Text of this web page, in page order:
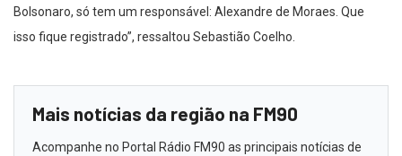
Bolsonaro, só tem um responsável: Alexandre de Moraes. Que
isso fique registrado”, ressaltou Sebastião Coelho.
Mais notícias da região na FM90
Acompanhe no Portal Rádio FM90 as principais notícias de